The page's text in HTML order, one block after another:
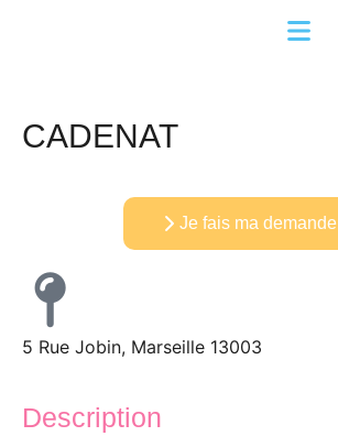
CADENAT
Je fais ma demande
5 Rue Jobin, Marseille 13003
Description